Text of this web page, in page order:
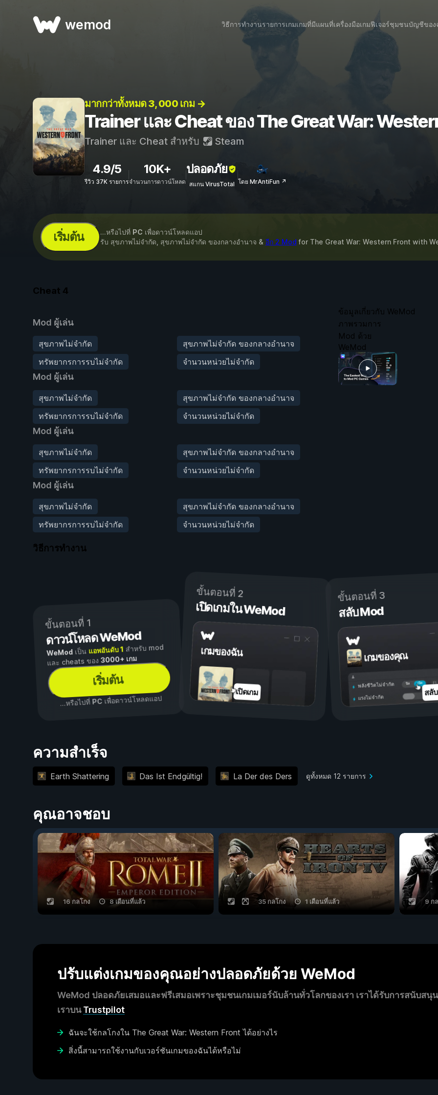
wemod วิธีการทำงานรายการเกมเกมที่มีแผนที่เครื่องมือเกมฟีเจอร์ชุมชนบัญชีของ
มากกว่าทั้งหมด 3, 000 เกม →
Trainer และ Cheat ของ The Great War:
Trainer และ Cheat สำหรับ Steam
4.9/5
รีวิว 37K รายการ
10K+
จำนวนการดาวน์โหลด
ปลอดภัย
สแกน VirusTotal โดย MrAntiFun ↗
เริ่มต้น ...หรือไปที่ PC เพื่อดาวน์โหลดแอป
รับ สุขภาพไม่จำกัด, สุขภาพไม่จำกัด ของกลางอำนาจ & อีก 2 Mod for The Great War: Western Front with
Cheat 4
Mod ผู้เล่น
สุขภาพไม่จำกัด
สุขภาพไม่จำกัด ของกลางอำนาจ
ทรัพยากรการรบไม่จำกัด
จำนวนหน่วยไม่จำกัด
Mod ผู้เล่น
สุขภาพไม่จำกัด
สุขภาพไม่จำกัด ของกลางอำนาจ
ทรัพยากรการรบไม่จำกัด
จำนวนหน่วยไม่จำกัด
Mod ผู้เล่น
สุขภาพไม่จำกัด
สุขภาพไม่จำกัด ของกลางอำนาจ
ทรัพยากรการรบไม่จำกัด
จำนวนหน่วยไม่จำกัด
Mod ผู้เล่น
สุขภาพไม่จำกัด
สุขภาพไม่จำกัด ของกลางอำนาจ
ทรัพยากรการรบไม่จำกัด
จำนวนหน่วยไม่จำกัด
ข้อมูลเกี่ยวกับ WeMod
ภาพรวมการ
Mod ด้วย
WeMod
วิธีการทำงาน
ขั้นตอนที่ 1
ดาวน์โหลด WeMod
WeModเป็น แอพอันดับ 1 สำหรับ mod
และ cheats ของ3000+ เกม
เริ่มต้น
...หรือไปที่ PCเพื่อดาวน์โหลดแอป
ขั้นตอนที่ 2
เปิดเกมใน WeMod
เกมของฉัน
เปิดเกม
ขั้นตอนที่ 3
สลับ Mod
เกมของคุณ
เปิด
ปิด
พลังชีวิตไม่จำกัด
แรงไม่จำกัด สลั
ความสำเร็จ
Earth Shattering Das Ist Endgültig! La Der des Ders ดูทั้งหมด 12 รายการ
คุณอาจชอบ
16 กลโกง 8 เดือนที่แล้ว 35 กลโกง 1 เดือนที่แล้ว 9 ก
ปรับแต่งเกมของคุณอย่างปลอดภัยด้วย WeMod
WeMod ปลอดภัยเสมอและฟรีเสมอเพราะชุมชนเกมเมอร์นับล้านทั่วโลกของเรา เราได้รับการสนับส
เราบนTrustpilot
ฉันจะใช้กลโกงใน The Great War: Western Front ได้อย่างไร
สิ่งนี้สามารถใช้งานกับเวอร์ชันเกมของฉันได้หรือไม่